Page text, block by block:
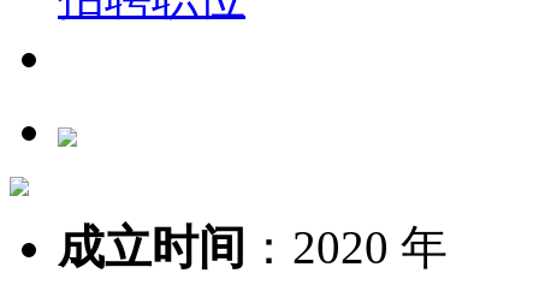
成立时间 ： 2020 年